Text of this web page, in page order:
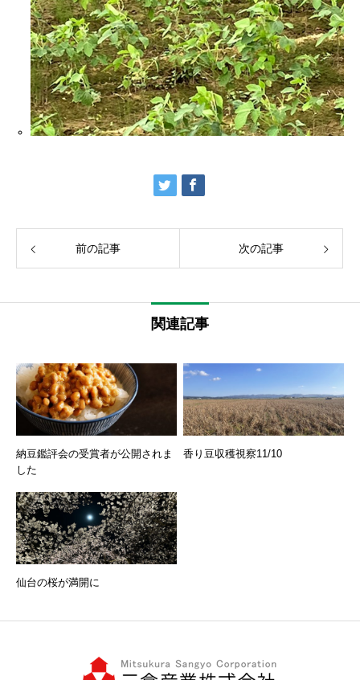
前の記事 次の記事
関連記事
納豆鑑評会の受賞者が公開されま
した
香り豆収穫視察11/10
仙台の桜が満開に